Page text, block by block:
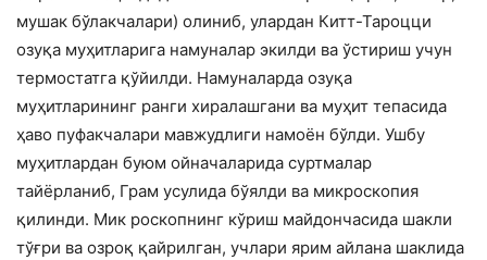
мушак бўлакчалари) олиниб, улардан Китт-Тароцци
озуқа муҳитларига намуналар экилди ва ўстириш учун
термостатга қўйилди. Намуналарда озуқа
муҳитларининг ранги хиралашгани ва муҳит тепасида
ҳаво пуфакчалари мавжудлиги намоён бўлди. Ушбу
муҳитлардан буюм ойначаларида суртмалар
тайёрланиб, Грам усулида бўялди ва микроскопия
қилинди. Мик роскопнинг кўриш майдончасида шакли
тўғри ва озроқ қайрилган, учлари ярим айлана шаклида